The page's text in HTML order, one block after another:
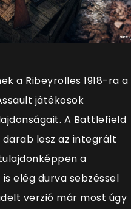
a Ribeyrolles 1918-ra a
játékosok
A Battlefield
lesz az integrált
a
elég durva sebzéssel
verzió már most úgy